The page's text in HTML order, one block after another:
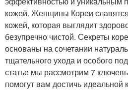
кожей. Женщины Кореи
кожей, которая выглядит
безупречно чистой. Секреты
основаны на сочетании
тщательного ухода и особого
статье мы рассмотрим 7
помогут вам достичь идеальной